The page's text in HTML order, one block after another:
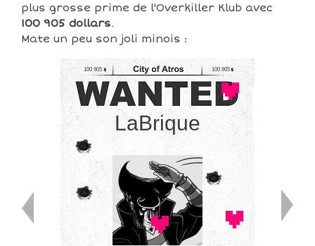
plus grosse prime de l'Overkiller Klub avec
100 905 dollars.
Mate un peu son joli minois :
100 905
LaBrique
100 905